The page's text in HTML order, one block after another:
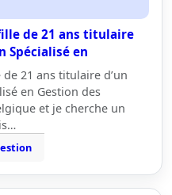
de 21 ans titulaire
Spécialisé en
21 ans titulaire d’un
en Gestion des
et je cherche un